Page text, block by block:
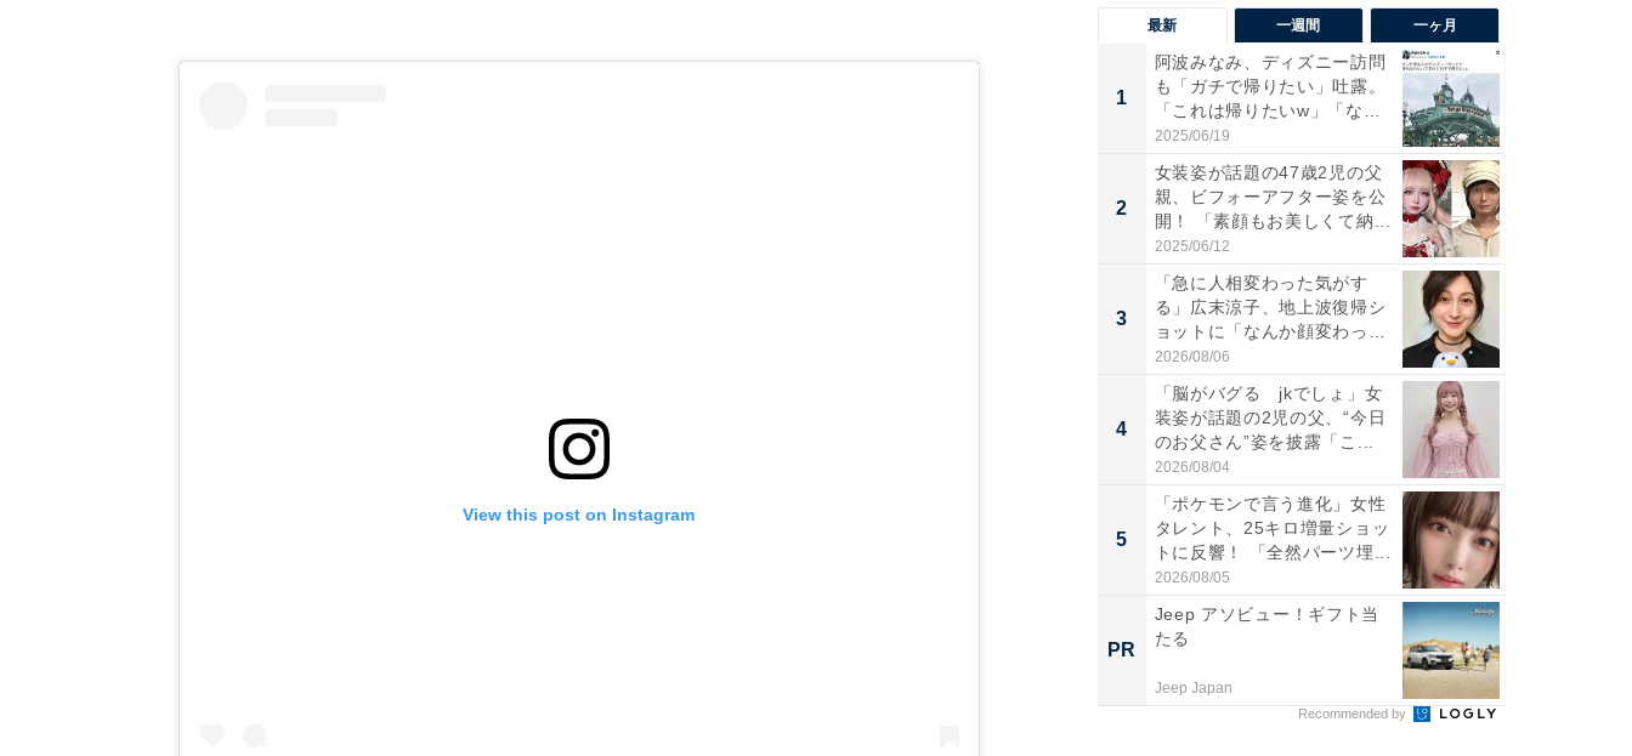
View this post on Instagram
最新 一週間 一ヶ月
1
阿波みなみ、ディズニー訪問
も「ガチで帰りたい」吐露。
「これは帰りたいw」「なん
ち...
2025/06/19
2
女装姿が話題の47歳2児の父
親、ビフォーアフター姿を公
開！ 「素顔もお美しくて納...
2025/06/12
3
「急に人相変わった気がす
る」広末涼子、地上波復帰シ
ョットに「なんか顔変わっ
た」の...
2026/08/06
4
「脳がバグる jkでしょ」女
装姿が話題の2児の父、“今日
のお父さん”姿を披露「こ...
2026/08/04
5
「ポケモンで言う進化」女性
タレント、25キロ増量ショッ
トに反響！ 「全然パーツ埋...
2026/08/05
PR
Jeep アソビュー！ギフト当
たる
Jeep Japan
Recommended by